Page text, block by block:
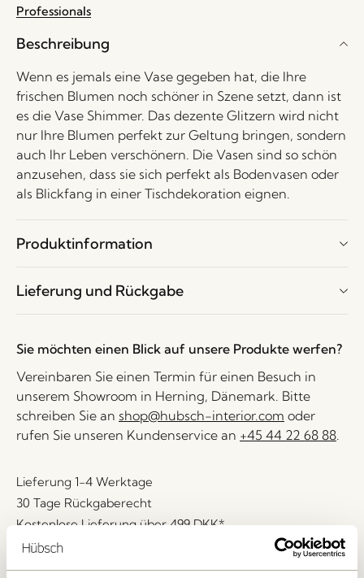
Professionals
Beschreibung
Wenn es jemals eine Vase gegeben hat, die Ihre
frischen Blumen noch schöner in Szene setzt, dann ist
es die Vase Shimmer. Das dezente Glitzern wird nicht
nur Ihre Blumen perfekt zur Geltung bringen, sondern
auch Ihr Leben verschönern. Die Vasen sind so schön
anzusehen, dass sie sich perfekt als Bodenvasen oder
als Blickfang in einer Tischdekoration eignen.
Produktinformation
Lieferung und Rückgabe
Sie möchten einen Blick auf unsere Produkte werfen?
Vereinbaren Sie einen Termin für einen Besuch in
unserem Showroom in Herning, Dänemark. Bitte
schreiben Sie an shop@hubsch-interior.com oder
rufen Sie unseren Kundenservice an +45 44 22 68 88.
Lieferung 1-4 Werktage
30 Tage Rückgaberecht
Kostenlose Lieferung über499 DKK*